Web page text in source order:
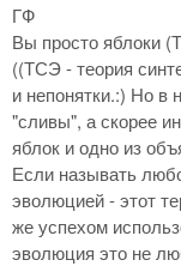
ГФ
Вы просто яблоки
((ТСЭ - теория
и непонятки.:) Но в
"сливы", а скорее
яблок и одно из
Если называть
эволюцией - этот
же успехом
эволюция это не